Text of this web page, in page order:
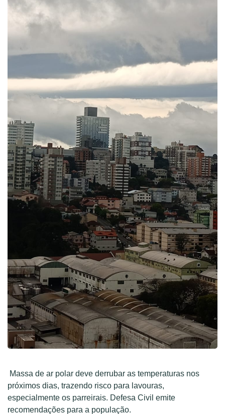
Massa de ar polar deve derrubar as temperaturas nos
próximos dias, trazendo risco para lavouras,
especialmente os parreirais. Defesa Civil emite
recomendações para a população.